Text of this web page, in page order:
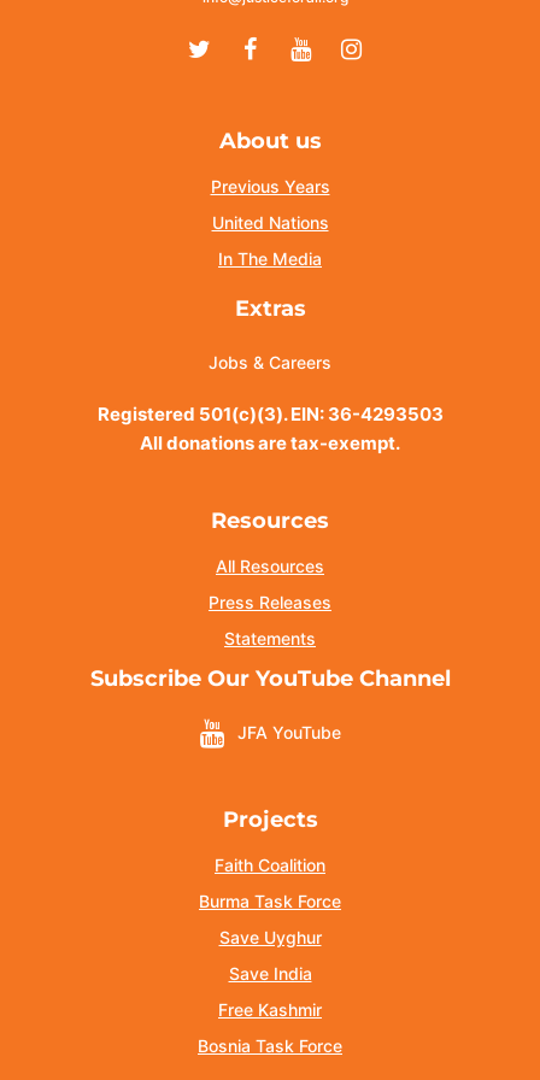
TwitterFacebook
YoutubeInstagram
About us
Previous Years
United Nations
In The Media
Extras
Jobs & Careers
Registered 501(c)(3). EIN: 36-4293503
All donations are tax-exempt.
Resources
All Resources
Press Releases
Statements
Subscribe Our YouTube Channel
JFA YouTube
Projects
Faith Coalition
Burma Task Force
Save Uyghur
Save India
Free Kashmir
Bosnia Task Force